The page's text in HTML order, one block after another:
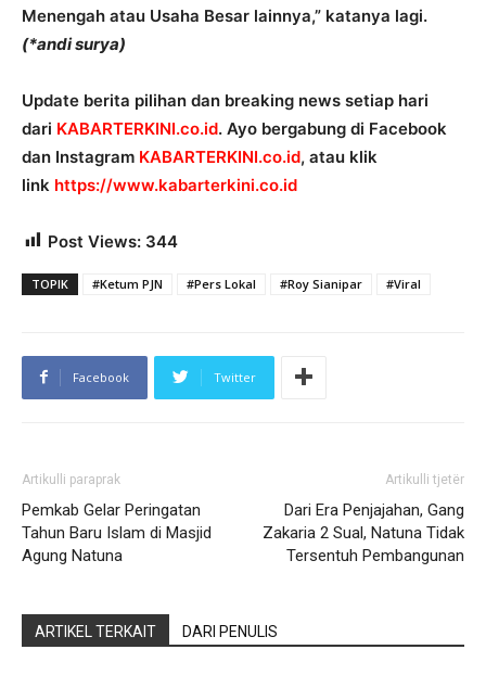
Menengah atau Usaha Besar lainnya,” katanya lagi.
(*andi surya)
Update berita pilihan dan breaking news setiap hari
dari KABARTERKINI.co.id. Ayo bergabung di Facebook
dan Instagram KABARTERKINI.co.id, atau klik
link https://www.kabarterkini.co.id
Post Views: 344
TOPIK #Ketum PJN #Pers Lokal #Roy Sianipar #Viral
Facebook Twitter
Artikulli paraprak
Pemkab Gelar Peringatan
Tahun Baru Islam di Masjid
Agung Natuna
Artikulli tjetër
Dari Era Penjajahan, Gang
Zakaria 2 Sual, Natuna Tidak
Tersentuh Pembangunan
ARTIKEL TERKAIT DARI PENULIS